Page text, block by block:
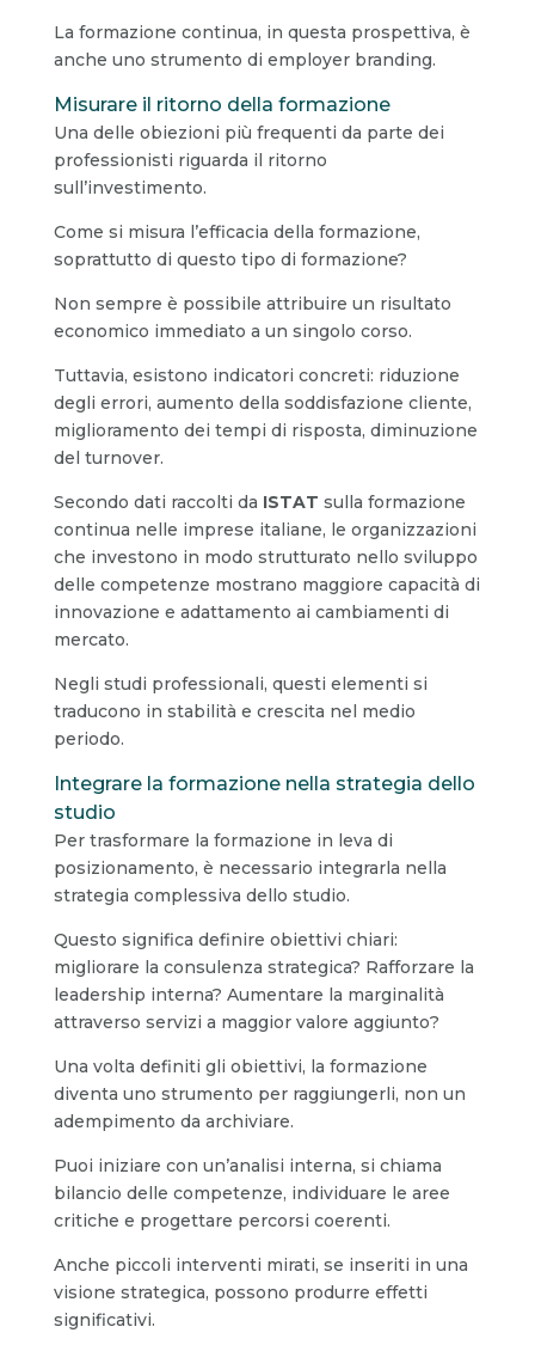
La formazione continua, in questa prospettiva, è
anche uno strumento di employer branding.
Misurare il ritorno della formazione
Una delle obiezioni più frequenti da parte dei
professionisti riguarda il ritorno
sull’investimento.
Come si misura l’efficacia della formazione,
soprattutto di questo tipo di formazione?
Non sempre è possibile attribuire un risultato
economico immediato a un singolo corso.
Tuttavia, esistono indicatori concreti: riduzione
degli errori, aumento della soddisfazione cliente,
miglioramento dei tempi di risposta, diminuzione
del turnover.
Secondo dati raccolti da ISTAT sulla formazione
continua nelle imprese italiane, le organizzazioni
che investono in modo strutturato nello sviluppo
delle competenze mostrano maggiore capacità di
innovazione e adattamento ai cambiamenti di
mercato.
Negli studi professionali, questi elementi si
traducono in stabilità e crescita nel medio
periodo.
Integrare la formazione nella strategia dello
studio
Per trasformare la formazione in leva di
posizionamento, è necessario integrarla nella
strategia complessiva dello studio.
Questo significa definire obiettivi chiari:
migliorare la consulenza strategica? Rafforzare la
leadership interna? Aumentare la marginalità
attraverso servizi a maggior valore aggiunto?
Una volta definiti gli obiettivi, la formazione
diventa uno strumento per raggiungerli, non un
adempimento da archiviare.
Puoi iniziare con un’analisi interna, si chiama
bilancio delle competenze, individuare le aree
critiche e progettare percorsi coerenti.
Anche piccoli interventi mirati, se inseriti in una
visione strategica, possono produrre effetti
significativi.